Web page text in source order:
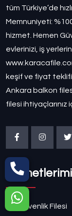
tüm Türkiye’de
Memnuniyeti:
hizmet. Hemen
evlerinizi, iş
keşif ve fiyat
Ankara balkon
filesi
Güvenlik Filesi